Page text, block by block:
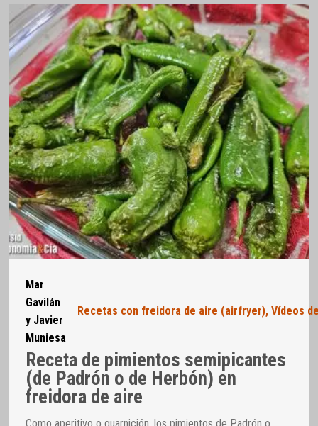
Mar
Gavilán
y Javier
Muniesa
Recetas con freidora de aire (airfryer), Vídeos
Receta de pimientos semipicantes
(de Padrón o de Herbón) en
freidora de aire